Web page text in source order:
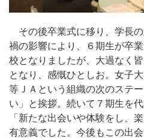
その後卒業式に移り、学長
禍の影響により、６期生が卒
校となりましたが、大過なく
となり、感慨ひとしお。女子
等ＪＡという組織の次のステ
い」と挨拶。続いて７期生を
「新たな出会いや体験をし、
有意義でした。今後もこの出